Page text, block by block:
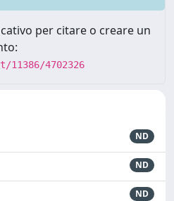
per citare o creare un
4702326
ND
ND
ND